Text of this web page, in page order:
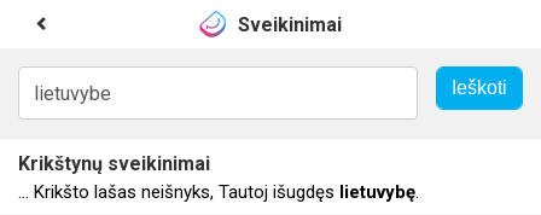
Sveikinimai
Krikštynų sveikinimai
... Krikšto lašas neišnyks, Tautoj išugdęs lietuvybę.